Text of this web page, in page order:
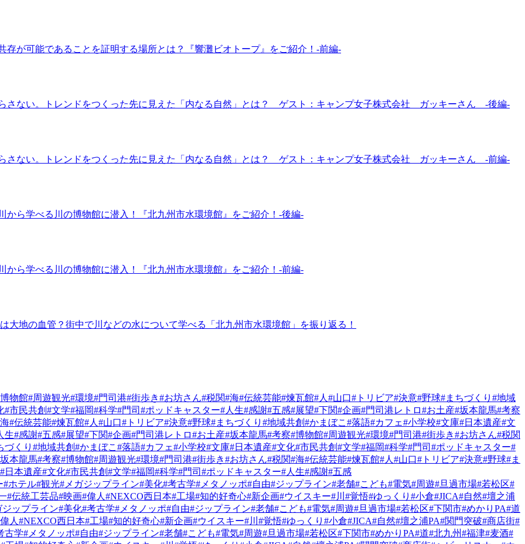
が可能であることを証明する場所とは？『響灘ビオトープ』をご紹介！-前編-
さない。トレンドをつくった先に見えた「内なる自然」とは？ ゲスト：キャンプ女子株式会社 ガッキーさん -後編-
さない。トレンドをつくった先に見えた「内なる自然」とは？ ゲスト：キャンプ女子株式会社 ガッキーさん -前編-
ら学べる川の博物館に潜入！『北九州市水環境館』をご紹介！-後編-
ら学べる川の博物館に潜入！『北九州市水環境館』をご紹介！-前編-
地の血管？街中で川などの水について学べる「北九州市水環境館」を振り返る！
物館#周遊観光#環境#門司港#街歩き#お坊さん#税関#海#伝統芸能#煉瓦館#人 #山口#トリビア#決意#野球#まちづくり #地域
#市民共創#文学#福岡#科学#門司 #ポッドキャスター#人生#感謝#五感#展望#下関#企画#門司港レトロ#お土産#坂本龍馬#考察
#伝統芸能#煉瓦館#人 #山口#トリビア#決意#野球#まちづくり #地域共創#かまぼこ #落語#カフェ#小学校#文庫#日本遺産#文
生#感謝#五感#展望#下関#企画#門司港レトロ#お土産#坂本龍馬#考察#博物館#周遊観光#環境#門司港#街歩き#お坊さん#税関
づくり #地域共創#かまぼこ #落語#カフェ#小学校#文庫#日本遺産#文化#市民共創#文学#福岡#科学#門司 #ポッドキャスター#
本龍馬#考察#博物館#周遊観光#環境#門司港#街歩き#お坊さん#税関#海#伝統芸能#煉瓦館#人 #山口#トリビア#決意#野球#ま
#日本遺産#文化#市民共創#文学#福岡#科学#門司 #ポッドキャスター#人生#感謝#五感
#ホテル#観光#メガジップライン#美化#考古学#メタノッポ#自由#ジップライン#老舗#こども#電気#周遊#旦過市場#若松区#
#伝統工芸品#映画#偉人 #NEXCO西日本#工場#知的好奇心#新企画#ウイスキー#川 #覚悟#ゆっくり #小倉#JICA#自然#壇之浦
ジップライン#美化#考古学#メタノッポ#自由#ジップライン#老舗#こども#電気#周遊#旦過市場#若松区#下関市#めかりPA#道
人 #NEXCO西日本#工場#知的好奇心#新企画#ウイスキー#川 #覚悟#ゆっくり #小倉#JICA#自然#壇之浦PA#関門突破#商店街#
古学#メタノッポ#自由#ジップライン#老舗#こども#電気#周遊#旦過市場#若松区#下関市#めかりPA#道#北九州#福津#麦酒#